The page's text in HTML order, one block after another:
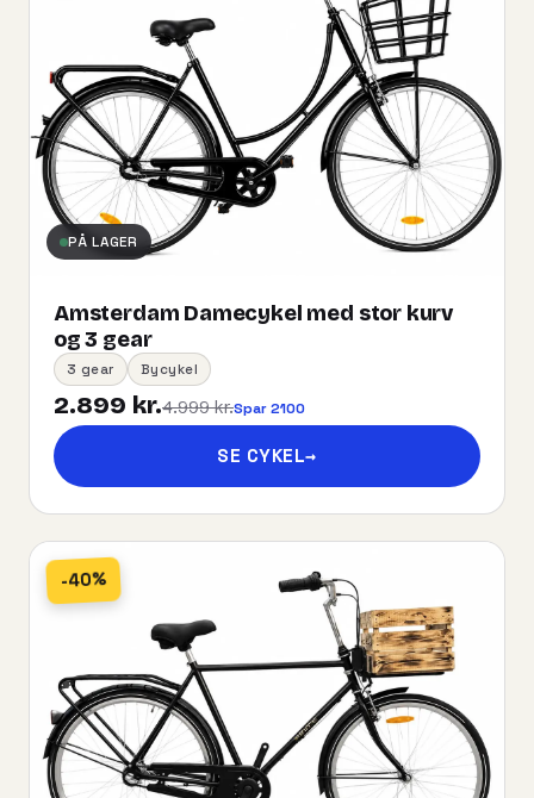
PÅ LAGER
Amsterdam Damecykel med stor kurv
og 3 gear
3 gear Bycykel
2.899 kr.4.999 kr.Spar 2100
SE CYKEL→
-40%